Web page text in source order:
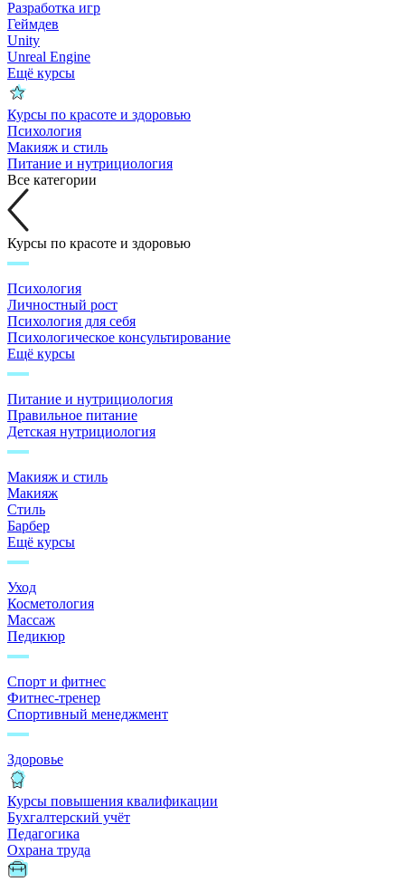
Разработка игр
Геймдев
Unity
Unreal Engine
Ещё курсы
Курсы по красоте и здоровью
Психология
Макияж и стиль
Питание и нутрициология
Все категории
Курсы по красоте и здоровью
Психология
Личностный рост
Психология для себя
Психологическое консультирование
Ещё курсы
Питание и нутрициология
Правильное питание
Детская нутрициология
Макияж и стиль
Макияж
Стиль
Барбер
Ещё курсы
Уход
Косметология
Массаж
Педикюр
Спорт и фитнес
Фитнес-тренер
Спортивный менеджмент
Здоровье
Курсы повышения квалификации
Бухгалтерский учёт
Педагогика
Охрана труда